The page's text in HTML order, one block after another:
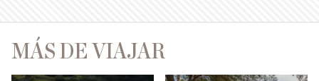
MÁS DE VIAJAR